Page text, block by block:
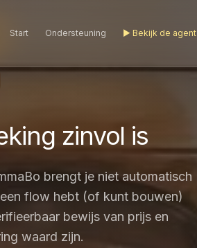
Start Ondersteuning ▶ Bekijk de agent
zinvol is
brengt je niet automatisch
flow hebt (of kunt bouwen)
bewijs van prijs en
waard zijn.